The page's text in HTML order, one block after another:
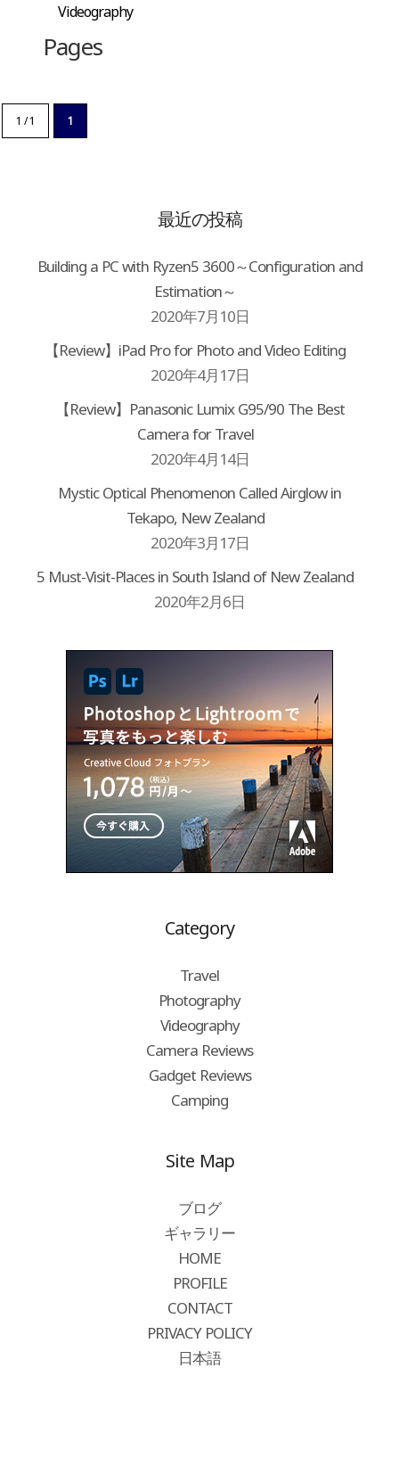
Videography
Pages
1 / 1 1
最近の投稿
Building a PC with Ryzen5 3600～Configuration and
Estimation～
2020年7月10日
【Review】iPad Pro for Photo and Video Editing
2020年4月17日
【Review】Panasonic Lumix G95/90 The Best
Camera for Travel
2020年4月14日
Mystic Optical Phenomenon Called Airglow in
Tekapo, New Zealand
2020年3月17日
5 Must-Visit-Places in South Island of New Zealand
2020年2月6日
Category
Travel
Photography
Videography
Camera Reviews
Gadget Reviews
Camping
Site Map
ブログ
ギャラリー
HOME
PROFILE
CONTACT
PRIVACY POLICY
日本語